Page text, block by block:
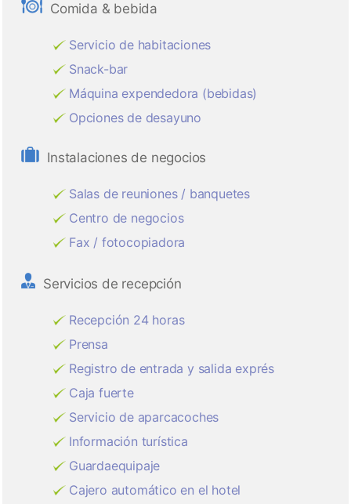
Comida & bebida
Servicio de habitaciones
Snack-bar
Máquina expendedora (bebidas)
Opciones de desayuno
Instalaciones de negocios
Salas de reuniones / banquetes
Centro de negocios
Fax / fotocopiadora
Servicios de recepción
Recepción 24 horas
Prensa
Registro de entrada y salida exprés
Caja fuerte
Servicio de aparcacoches
Información turística
Guardaequipaje
Cajero automático en el hotel